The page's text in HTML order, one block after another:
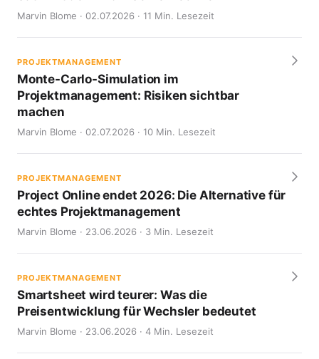
Marvin Blome · 02.07.2026 · 11 Min. Lesezeit
PROJEKTMANAGEMENT
Monte-Carlo-Simulation im
Projektmanagement: Risiken sichtbar
machen
Marvin Blome · 02.07.2026 · 10 Min. Lesezeit
PROJEKTMANAGEMENT
Project Online endet 2026: Die Alternative für
echtes Projektmanagement
Marvin Blome · 23.06.2026 · 3 Min. Lesezeit
PROJEKTMANAGEMENT
Smartsheet wird teurer: Was die
Preisentwicklung für Wechsler bedeutet
Marvin Blome · 23.06.2026 · 4 Min. Lesezeit